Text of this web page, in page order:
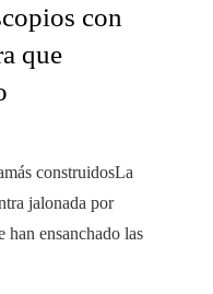
con
que
construidosLa
jalonada por
han ensanchado las